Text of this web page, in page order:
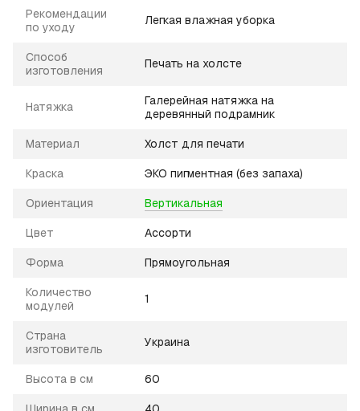
Рекомендации
по уходу
Легкая влажная уборка
Способ
изготовления
Печать на холсте
Натяжка
Галерейная натяжка на
деревянный подрамник
Материал Холст для печати
Краска ЭКО пигментная (без запаха)
Ориентация Вертикальная
Цвет Ассорти
Форма Прямоугольная
Количество
модулей
1
Страна
изготовитель
Украина
Высота в см 60